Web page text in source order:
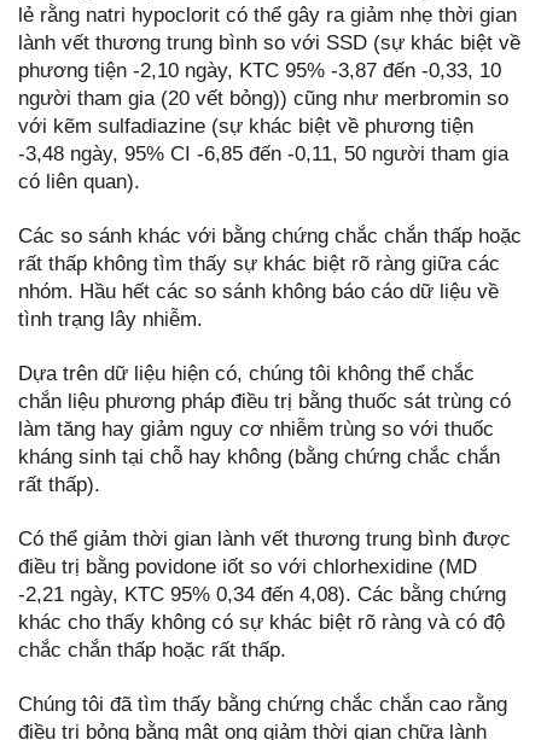
lẻ rằng natri hypoclorit có thể gây ra giảm nhẹ thời gian
lành vết thương trung bình so với SSD (sự khác biệt về
phương tiện -2,10 ngày, KTC 95% -3,87 đến -0,33, 10
người tham gia (20 vết bỏng)) cũng như merbromin so
với kẽm sulfadiazine (sự khác biệt về phương tiện
-3,48 ngày, 95% CI -6,85 đến -0,11, 50 người tham gia
có liên quan).
Các so sánh khác với bằng chứng chắc chắn thấp hoặc
rất thấp không tìm thấy sự khác biệt rõ ràng giữa các
nhóm. Hầu hết các so sánh không báo cáo dữ liệu về
tình trạng lây nhiễm.
Dựa trên dữ liệu hiện có, chúng tôi không thể chắc
chắn liệu phương pháp điều trị bằng thuốc sát trùng có
làm tăng hay giảm nguy cơ nhiễm trùng so với thuốc
kháng sinh tại chỗ hay không (bằng chứng chắc chắn
rất thấp).
Có thể giảm thời gian lành vết thương trung bình được
điều trị bằng povidone iốt so với chlorhexidine (MD
-2,21 ngày, KTC 95% 0,34 đến 4,08). Các bằng chứng
khác cho thấy không có sự khác biệt rõ ràng và có độ
chắc chắn thấp hoặc rất thấp.
Chúng tôi đã tìm thấy bằng chứng chắc chắn cao rằng
điều trị bỏng bằng mật ong giảm thời gian chữa lành